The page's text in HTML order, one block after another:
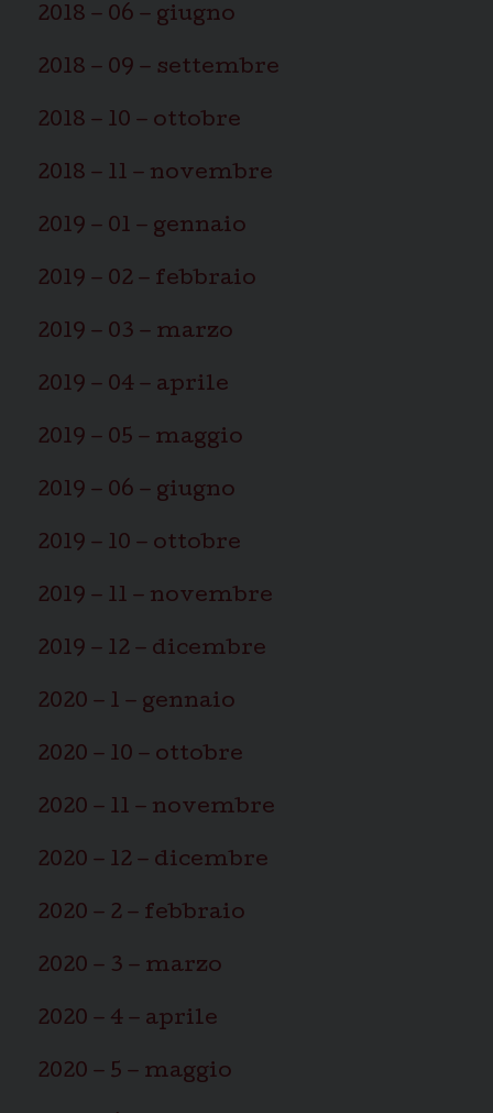
2018 – 06 – giugno
2018 – 09 – settembre
2018 – 10 – ottobre
2018 – 11 – novembre
2019 – 01 – gennaio
2019 – 02 – febbraio
2019 – 03 – marzo
2019 – 04 – aprile
2019 – 05 – maggio
2019 – 06 – giugno
2019 – 10 – ottobre
2019 – 11 – novembre
2019 – 12 – dicembre
2020 – 1 – gennaio
2020 – 10 – ottobre
2020 – 11 – novembre
2020 – 12 – dicembre
2020 – 2 – febbraio
2020 – 3 – marzo
2020 – 4 – aprile
2020 – 5 – maggio